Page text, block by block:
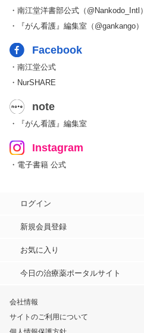
・南江堂洋書部公式（@Nankodo_Intl）
・『がん看護』編集室（@gankango）
Facebook
・南江堂公式
・NurSHARE
note
・『がん看護』編集室
Instagram
・電子書籍 公式
ログイン
新規会員登録
お気に入り
今日の治療薬ポータルサイト
会社情報
サイトのご利用について